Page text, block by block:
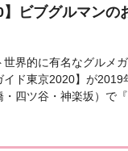
】ビブグルマンの
界的に有名なグルメ
ド東京2020】が2019
四ツ谷・神楽坂）で『